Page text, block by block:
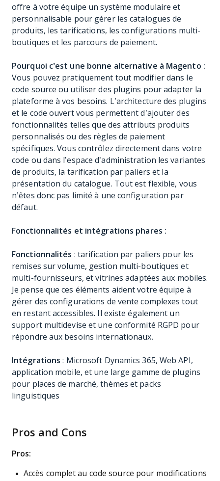
offre à votre équipe un système modulaire et
personnalisable pour gérer les catalogues de
produits, les tarifications, les configurations multi-
boutiques et les parcours de paiement.
Pourquoi c’est une bonne alternative à Magento :
Vous pouvez pratiquement tout modifier dans le
code source ou utiliser des plugins pour adapter la
plateforme à vos besoins. L’architecture des plugins
et le code ouvert vous permettent d’ajouter des
fonctionnalités telles que des attributs produits
personnalisés ou des règles de paiement
spécifiques. Vous contrôlez directement dans votre
code ou dans l’espace d’administration les variantes
de produits, la tarification par paliers et la
présentation du catalogue. Tout est flexible, vous
n’êtes donc pas limité à une configuration par
défaut.
Fonctionnalités et intégrations phares :
Fonctionnalités : tarification par paliers pour les
remises sur volume, gestion multi-boutiques et
multi-fournisseurs, et vitrines adaptées aux mobiles.
Je pense que ces éléments aident votre équipe à
gérer des configurations de vente complexes tout
en restant accessibles. Il existe également un
support multidevise et une conformité RGPD pour
répondre aux besoins internationaux.
Intégrations : Microsoft Dynamics 365, Web API,
application mobile, et une large gamme de plugins
pour places de marché, thèmes et packs
linguistiques
Pros and Cons
Pros:
Accès complet au code source pour modifications